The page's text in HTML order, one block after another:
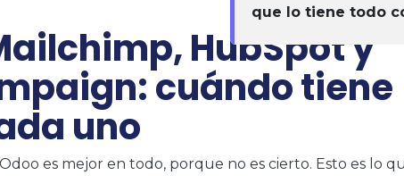
que lo tiene todo
HubSpot y
cuándo tiene
uno
es mejor en todo, porque no es cierto. Esto es lo